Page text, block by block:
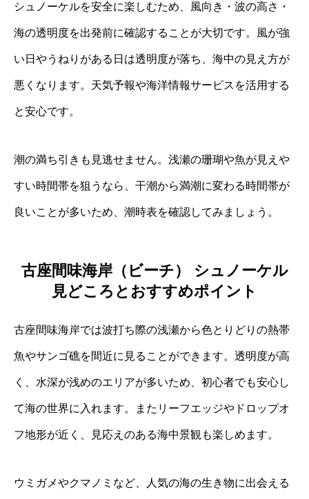
シュノーケルを安全に楽しむため、風向き・波の高さ・
海の透明度を出発前に確認することが大切です。風が強
い日やうねりがある日は透明度が落ち、海中の見え方が
悪くなります。天気予報や海洋情報サービスを活用する
と安心です。
潮の満ち引きも見逃せません。浅瀬の珊瑚や魚が見えや
すい時間帯を狙うなら、干潮から満潮に変わる時間帯が
良いことが多いため、潮時表を確認してみましょう。
古座間味海岸（ビーチ） シュノーケル
見どころとおすすめポイント
古座間味海岸では波打ち際の浅瀬から色とりどりの熱帯
魚やサンゴ礁を間近に見ることができます。透明度が高
く、水深が浅めのエリアが多いため、初心者でも安心し
て海の世界に入れます。またリーフエッジやドロップオ
フ地形が近く、見応えのある海中景観も楽しめます。
ウミガメやクマノミなど、人気の海の生き物に出会える